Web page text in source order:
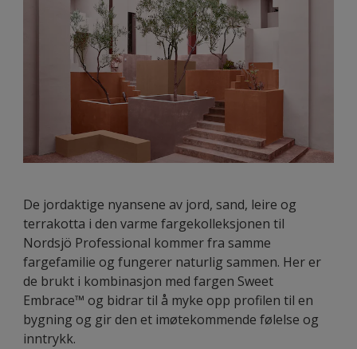
De jordaktige nyansene av jord, sand, leire og
terrakotta i den varme fargekolleksjonen til
Nordsjö Professional kommer fra samme
fargefamilie og fungerer naturlig sammen. Her er
de brukt i kombinasjon med fargen Sweet
Embrace™ og bidrar til å myke opp profilen til en
bygning og gir den et imøtekommende følelse og
inntrykk.